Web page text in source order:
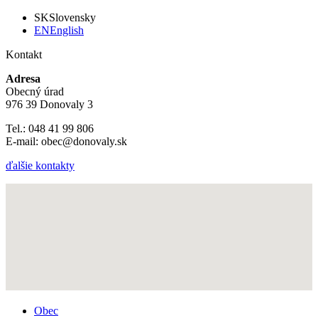
SKSlovensky
ENEnglish
Kontakt
Adresa
Obecný úrad
976 39 Donovaly 3
Tel.: 048 41 99 806
E-mail: obec@donovaly.sk
ďalšie kontakty
Obec